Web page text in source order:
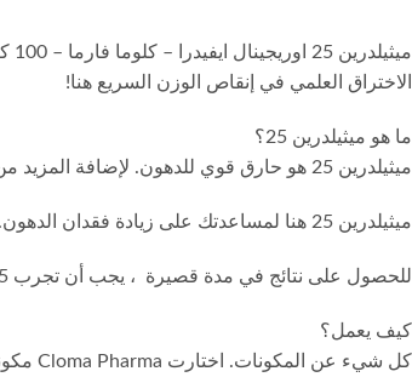
ميثيلدرين 25 اوريجينال ايفيدرا – كلوما فارما – 100 كبسولة – مولد للحرارة
الاختراق العلمي في إنقاص الوزن السريع هنا!
ما هو ميثيلدرين 25؟
ميثيلدرين 25 هو حارق قوي للدهون. لإضافة المزيد من “النار” ، يحتوي ميثيلدرين على 25 ملجم من الإيفيدرا.
ميثيلدرين 25 هنا لمساعدتك على زيادة فقدان الدهون. يقوم بذلك عن طريق تحفيز عملية التمثيل الغذائي في الجسم من خلال تأثير مولد للحرارة.
للحصول على نتائج في مدة قصيرة ، يجب أن تجرب Original Methyldrene 25. الصور تساوي آلاف الكلمات ، فلماذا لا تقدم لك “نتائج سريعة”. لذلك لا تنس أن تأخذ هذه الصور قبل وبعد.
كيف يعمل؟
كل شيء عن المكونات. اختارت Cloma Pharma مكونات محددة تعمل معًا لمساعدتك على إنقاص الوزن.